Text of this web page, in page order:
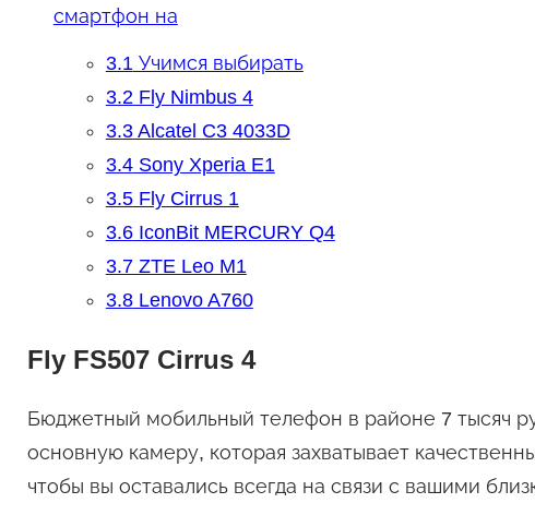
смартфон на
3.1Учимся выбирать
3.2Fly Nimbus 4
3.3Alcatel C3 4033D
3.4Sony Xperia E1
3.5Fly Cirrus 1
3.6IconBit MERCURY Q4
3.7ZTE Leo M1
3.8Lenovo A760
Fly FS507 Cirrus 4
Бюджетный мобильный телефон в районе 7 тысяч
основную камеру, которая захватывает
чтобы вы оставались всегда на связи с вашими